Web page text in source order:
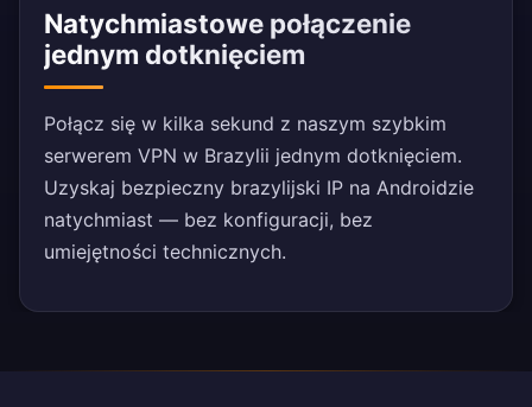
Natychmiastowe połączenie
jednym dotknięciem
Połącz się w kilka sekund z naszym szybkim
serwerem VPN w Brazylii jednym dotknięciem.
Uzyskaj bezpieczny brazylijski IP na Androidzie
natychmiast — bez konfiguracji, bez
umiejętności technicznych.